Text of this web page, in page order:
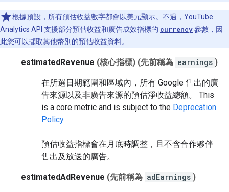
根據預設，所有預估收益數字都會以美元顯示。不過，YouTube
Analytics API 支援部分預估收益和廣告成效指標的 currency參數，因
此您可以擷取其他幣別的預估收益資料。
estimatedRevenue (核心指標) (先前稱為 earnings )
在所選日期範圍和區域內，所有 Google 售出的廣
告來源以及非廣告來源的預估淨收益總額。 This
is a core metric and is subject to the Deprecation
Policy.
預估收益指標會在月底時調整，且不含合作夥伴
售出及放送的廣告。
estimatedAdRevenue (先前稱為 adEarnings )